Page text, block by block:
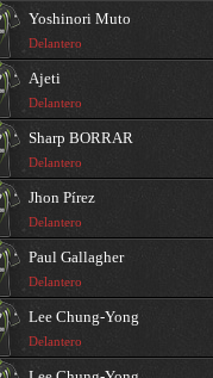
Yoshinori Muto
Delantero
Ajeti
Delantero
Sharp BORRAR
Delantero
Jhon Pírez
Delantero
Paul Gallagher
Delantero
Lee Chung-Yong
Delantero